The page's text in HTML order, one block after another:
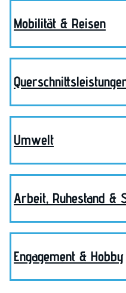
Mobilität & Reisen
Umwelt
Arbeit, Ruhestand &
Engagement & Hobby